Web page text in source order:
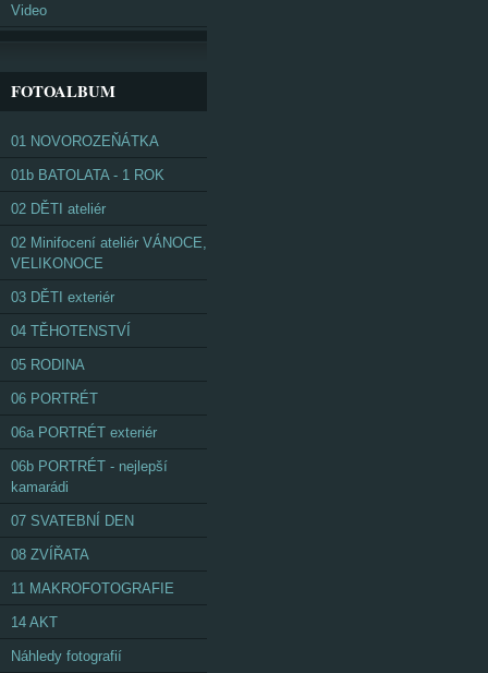
Video
FOTOALBUM
01 NOVOROZEŇÁTKA
01b BATOLATA - 1 ROK
02 DĚTI ateliér
02 Minifocení ateliér VÁNOCE,
VELIKONOCE
03 DĚTI exteriér
04 TĚHOTENSTVÍ
05 RODINA
06 PORTRÉT
06a PORTRÉT exteriér
06b PORTRÉT - nejlepší
kamarádi
07 SVATEBNÍ DEN
08 ZVÍŘATA
11 MAKROFOTOGRAFIE
14 AKT
Náhledy fotografií